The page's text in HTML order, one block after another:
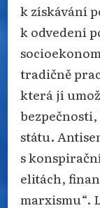
k získávání
k odvedení
tradičně
která jí
státu.
s
elitách,
marxismu“.